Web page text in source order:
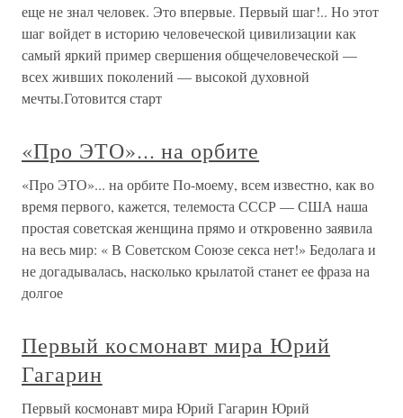
еще не знал человек. Это впервые. Первый шаг!.. Но этот
шаг войдет в историю человеческой цивилизации как
самый яркий пример свершения общечеловеческой —
всех живших поколений — высокой духовной
мечты.Готовится старт
«Про ЭТО»... на орбите
«Про ЭТО»... на орбите По-моему, всем известно, как во
время первого, кажется, телемоста СССР — США наша
простая советская женщина прямо и откровенно заявила
на весь мир: « В Советском Союзе секса нет!» Бедолага и
не догадывалась, насколько крылатой станет ее фраза на
долгое
Первый космонавт мира Юрий
Гагарин
Первый космонавт мира Юрий Гагарин Юрий